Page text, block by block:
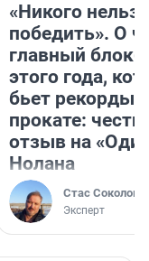
«Никого нельзя
победить». О
главный
этого года,
бьет рекорды в
прокате:
отзыв на
Нолана
Стас Соколов
Эксперт